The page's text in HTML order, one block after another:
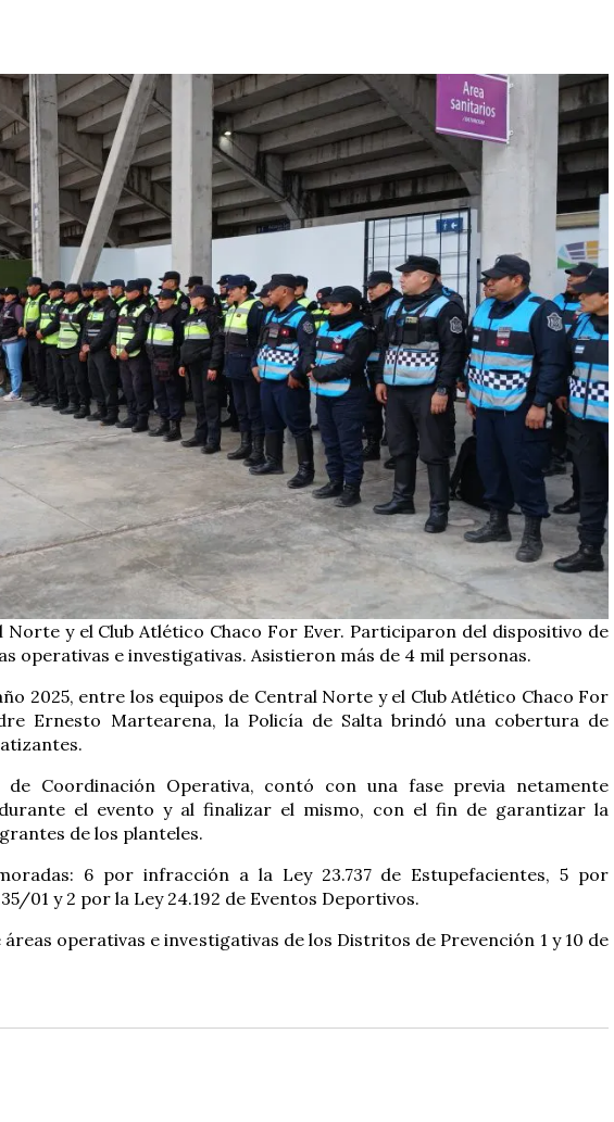
y el Club Atlético Chaco For Ever. Participaron del dispositivo de
operativas e investigativas. Asistieron más de 4 mil personas.
2025, entre los equipos de Central Norte y el Club Atlético Chaco For
Ernesto Martearena, la Policía de Salta brindó una cobertura de
Coordinación Operativa, contó con una fase previa netamente
el evento y al finalizar el mismo, con el fin de garantizar la
de los planteles.
6 por infracción a la Ley 23.737 de Estupefacientes, 5 por
01 y 2 por la Ley 24.192 de Eventos Deportivos.
operativas e investigativas de los Distritos de Prevención 1 y 10 de